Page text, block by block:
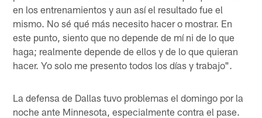
en los entrenamientos y aun así el resultado fue el
mismo. No sé qué más necesito hacer o mostrar. En
este punto, siento que no depende de mí ni de lo que
haga; realmente depende de ellos y de lo que quieran
hacer. Yo solo me presento todos los días y trabajo".
La defensa de Dallas tuvo problemas el domingo por la
noche ante Minnesota, especialmente contra el pase.